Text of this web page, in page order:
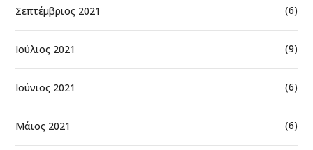
Σεπτέμβριος 2021 (6)
Ιούλιος 2021 (9)
Ιούνιος 2021 (6)
Μάιος 2021 (6)